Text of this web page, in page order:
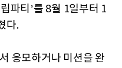
파티’를 8월 1일부터 1
다.
응모하거나 미션을 완